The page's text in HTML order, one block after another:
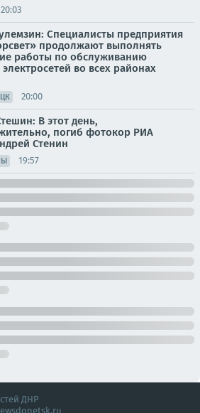
20:03
Специалисты предприятия
продолжают выполнять
работы по обслуживанию
во всех районах
20:00
В этот день,
погиб фотокор РИА
Стенин
19:57
ДНР